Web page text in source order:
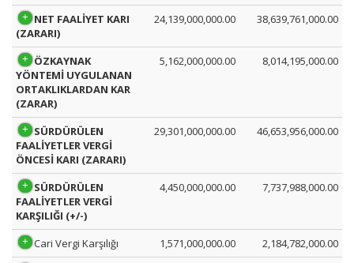
NET FAALİYET KARI
(ZARARI)
24,139,000,000.00 38,639,761,000.00
ÖZKAYNAK
YÖNTEMİ UYGULANAN
ORTAKLIKLARDAN KAR
(ZARAR)
5,162,000,000.00 8,014,195,000.00
SÜRDÜRÜLEN
FAALİYETLER VERGİ
ÖNCESİ KARI (ZARARI)
29,301,000,000.00 46,653,956,000.00
SÜRDÜRÜLEN
FAALİYETLER VERGİ
KARŞILIĞI (+/-)
4,450,000,000.00 7,737,988,000.00
Cari Vergi Karşılığı 1,571,000,000.00
2,184,782,000.00